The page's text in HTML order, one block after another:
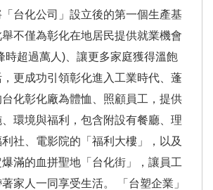
「台化公司」設立後的第一個生產基
不僅為彰化在地居民提供就業機會
時超過萬人)、讓更多家庭獲得溫飽
更成功引領彰化進入工業時代、蓬
化彰化廠為體恤、照顧員工，提供
環境與福利，包含附設有餐廳、理
社、電影院的「福利大樓」，以及
滿的血拼聖地「台化街」，讓員工
家人一同享受生活。 「台塑企業」